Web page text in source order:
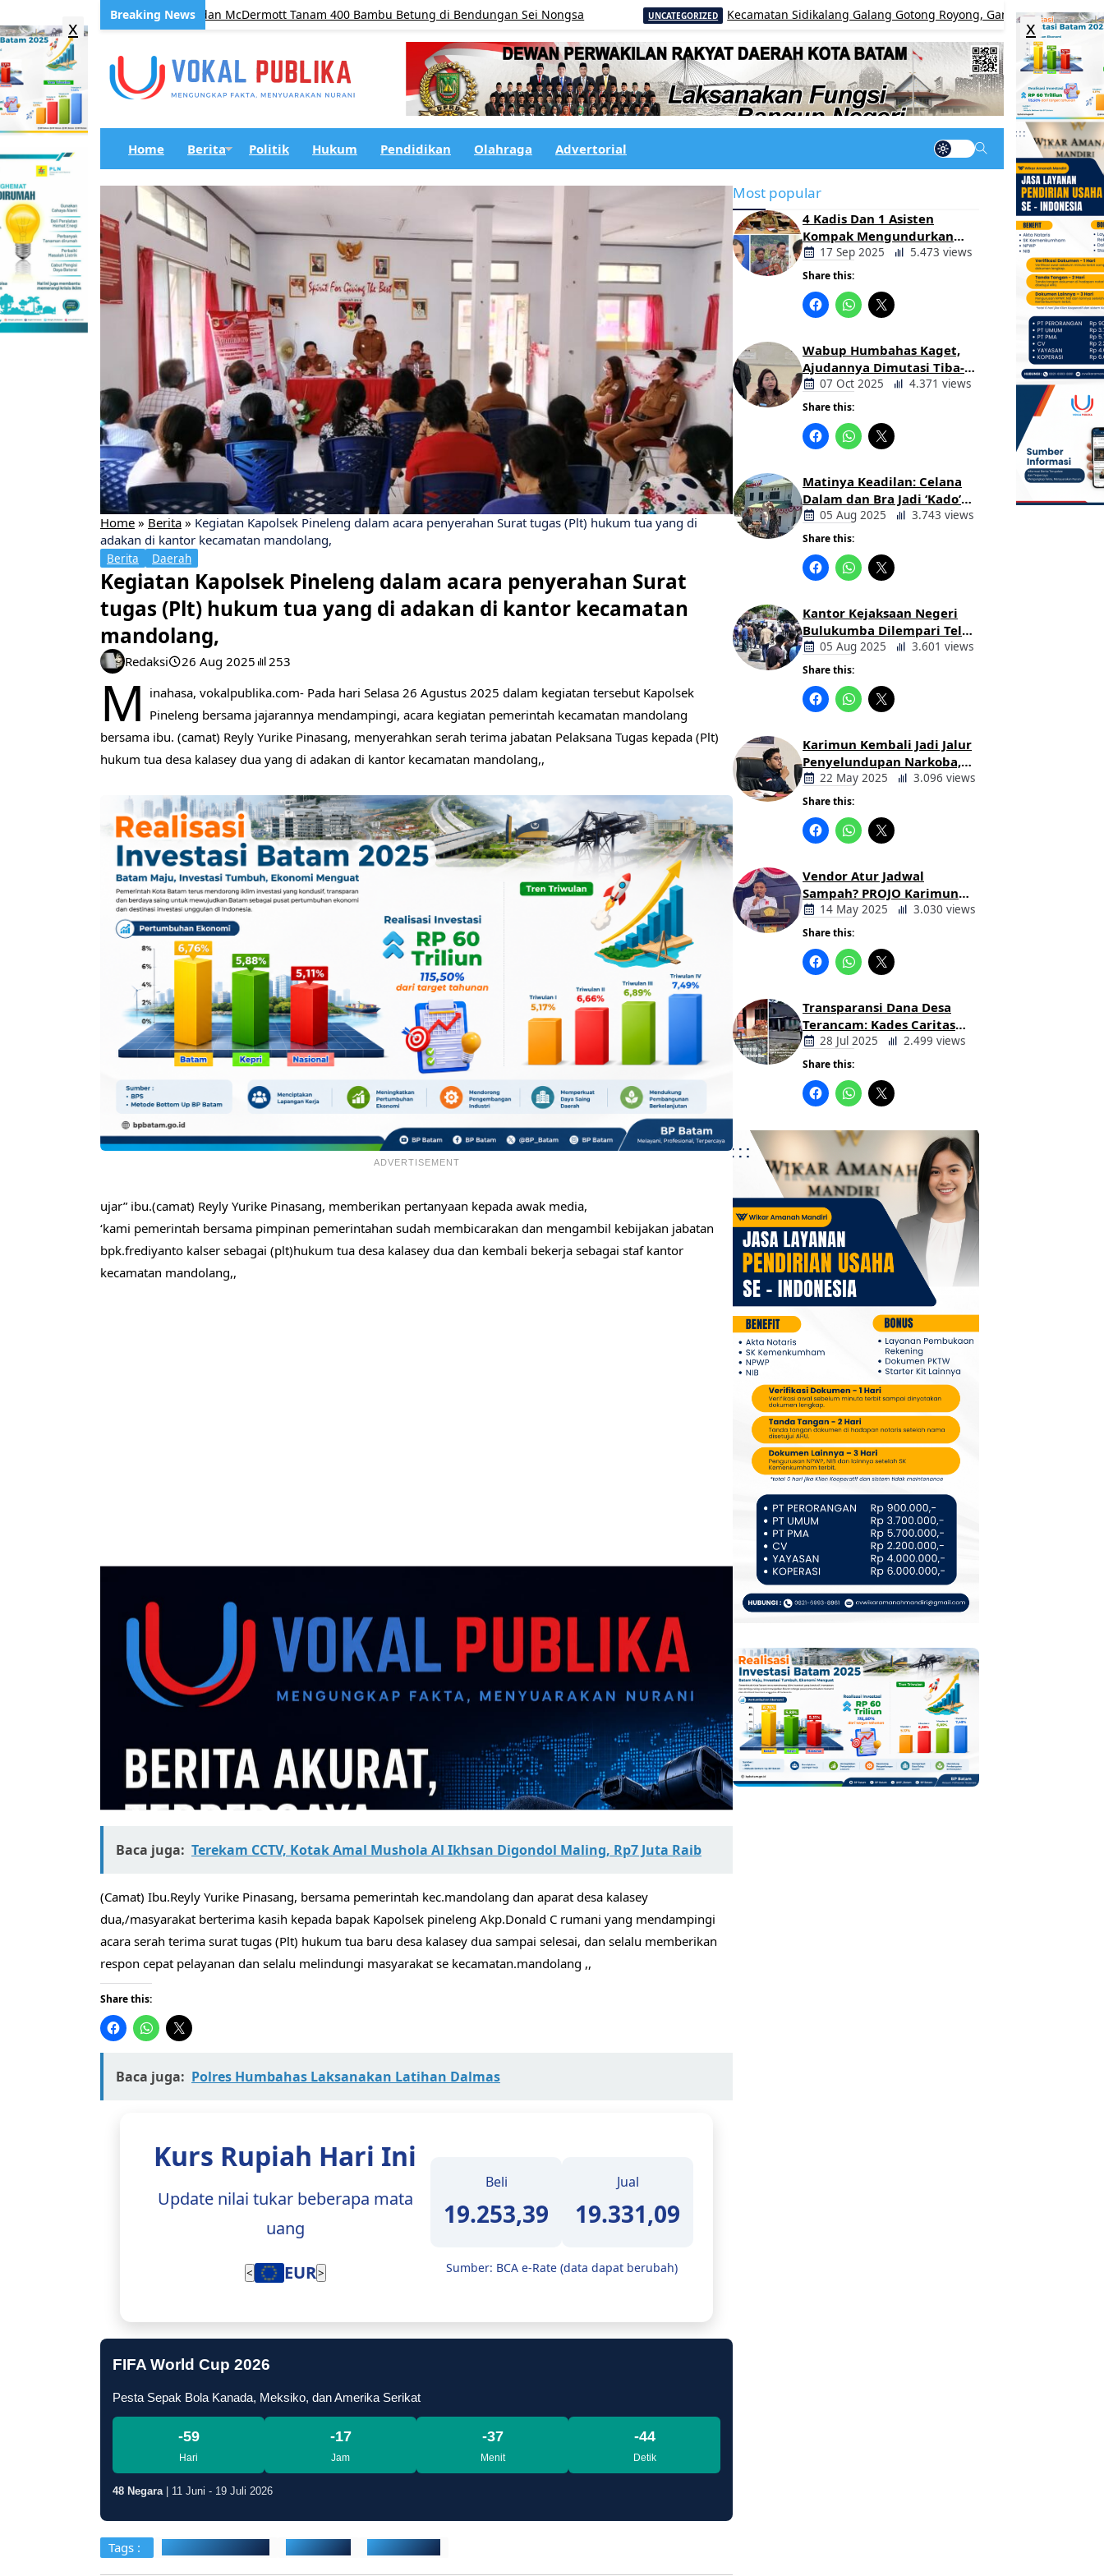
Baku Batam, BP Batam dan McDermott Tanam 400 Bambu Betung di Bendungan Sei Nongsa UNCATEGORIZED Kecamatan Sidikalang Galang Gotong Royong, Gandeng TNI dan Lintas Sektor
Home Berita Politik Hukum Pendidikan Olahraga Advertorial
Home » Berita » Kegiatan Kapolsek Pineleng dalam acara penyerahan Surat tugas (Plt) hukum tua yang di
adakan di kantor kecamatan mandolang,
Berita Daerah
Kegiatan Kapolsek Pineleng dalam acara penyerahan Surat
tugas (Plt) hukum tua yang di adakan di kantor kecamatan
mandolang,
Redaksi 26 Aug 2025 253
M inahasa, vokalpublika.com- Pada hari Selasa 26 Agustus 2025 dalam kegiatan tersebut Kapolsek
Pineleng bersama jajarannya mendampingi, acara kegiatan pemerintah kecamatan mandolang
bersama ibu. (camat) Reyly Yurike Pinasang, menyerahkan serah terima jabatan Pelaksana Tugas kepada (Plt)
hukum tua desa kalasey dua yang di adakan di kantor kecamatan mandolang,,
ADVERTISEMENT
ujar” ibu.(camat) Reyly Yurike Pinasang, memberikan pertanyaan kepada awak media,
‘kami pemerintah bersama pimpinan pemerintahan sudah membicarakan dan mengambil kebijakan jabatan
bpk.frediyanto kalser sebagai (plt)hukum tua desa kalasey dua dan kembali bekerja sebagai staf kantor
kecamatan mandolang,,
Baca juga: Terekam CCTV, Kotak Amal Mushola Al Ikhsan Digondol Maling, Rp7 Juta Raib
(Camat) Ibu.Reyly Yurike Pinasang, bersama pemerintah kec.mandolang dan aparat desa kalasey
dua,/masyarakat berterima kasih kepada bapak Kapolsek pineleng Akp.Donald C rumani yang mendampingi
acara serah terima surat tugas (Plt) hukum tua baru desa kalasey dua sampai selesai, dan selalu memberikan
respon cepat pelayanan dan selalu melindungi masyarakat se kecamatan.mandolang ,,
Share this:
Baca juga: Polres Humbahas Laksanakan Latihan Dalmas
Kurs Rupiah Hari Ini
Update nilai tukar beberapa mata
uang
< EUR>
Beli
19.253,39
Jual
19.331,09
Sumber: BCA e-Rate (data dapat berubah)
FIFA World Cup 2026
Pesta Sepak Bola Kanada, Meksiko, dan Amerika Serikat
-59
Hari
-17
Jam
-37
Menit
-46
Detik
48 Negara| 11 Juni - 19 Juli 2026
Tags :
Most popular
4 Kadis Dan 1 Asisten
Kompak Mengundurkan
Diri, Ada Apa Pemerintahan
Oloan
17 Sep 2025 5.473 views
Share this:
Wabup Humbahas Kaget,
Ajudannya Dimutasi Tiba-
tiba Tanpa Alasan Oleh
Bupati
07 Oct 2025 4.371 views
Share this:
Matinya Keadilan: Celana
Dalam dan Bra Jadi ‘Kado’
untuk Kajari Bulukumba
05 Aug 2025 3.743 views
Share this:
Kantor Kejaksaan Negeri
Bulukumba Dilempari Telur
dan Kotoran Sapi, Keluarga
Korban Lakalantas Tuntut
Keadilan
05 Aug 2025 3.601 views
Share this:
Karimun Kembali Jadi Jalur
Penyelundupan Narkoba,
Mahasiswa Desak Pemkab
dan Aparat Bertindak Tegas
22 May 2025 3.096 views
Share this:
Vendor Atur Jadwal
Sampah? PROJO Karimun
Kritik Usulan PT AGB
14 May 2025 3.030 views
Share this:
Transparansi Dana Desa
Terancam: Kades Caritas
Sogawunasi Diduga
Gelapkan Bantuan untuk
Warga
28 Jul 2025 2.499 views
Share this:
x
x